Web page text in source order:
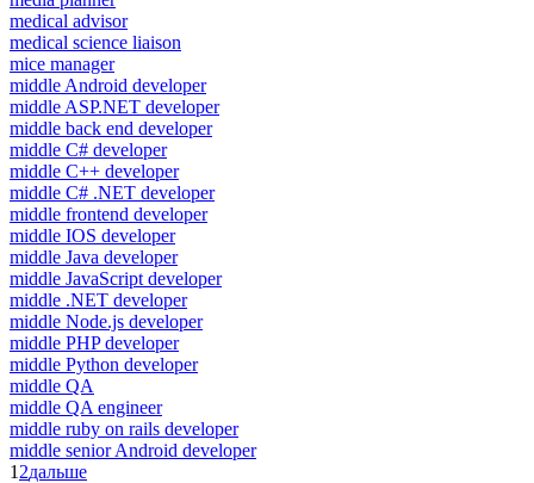
medical advisor
medical science liaison
mice manager
middle Android developer
middle ASP.NET developer
middle back end developer
middle C# developer
middle C++ developer
middle C# .NET developer
middle frontend developer
middle IOS developer
middle Java developer
middle JavaScript developer
middle .NET developer
middle Node.js developer
middle PHP developer
middle Python developer
middle QA
middle QA engineer
middle ruby on rails developer
middle senior Android developer
1 2дальше